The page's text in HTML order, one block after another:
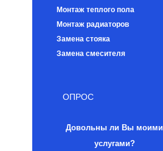
Монтаж теплого пола
Монтаж радиаторов
Замена стояка
Замена смесителя
ОПРОС
Довольны ли Вы моими
услугами?